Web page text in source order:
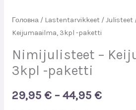
Головна/ Lastentarvikkeet/Julisteet
Keijumaailma, 3kpl -paketti
Nimijulisteet –
3kpl -paketti
29,95 € – 44,95 €